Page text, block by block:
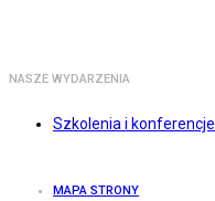
NASZE WYDARZENIA
Szkolenia i konferencje
MAPA STRONY